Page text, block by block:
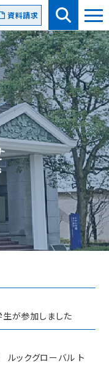
資料請求
が参加しました
ックグローバル ト